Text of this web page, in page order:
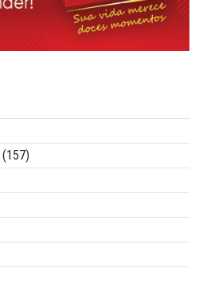
(157)